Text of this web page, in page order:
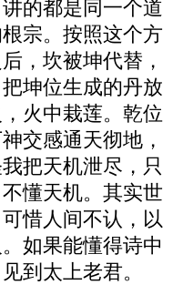
的都是同一个道
宗。按照这个方
，坎被坤代替，
坤位生成的丹放
火中栽莲。乾位
交感通天彻地，
把天机泄尽，只
懂天机。其实世
惜人间不认，以
如果能懂得诗中
到太上老君。